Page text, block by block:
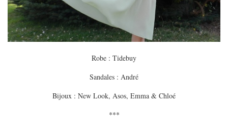
Robe : Tidebuy
Sandales : André
Bijoux : New Look, Asos, Emma & Chloé
***